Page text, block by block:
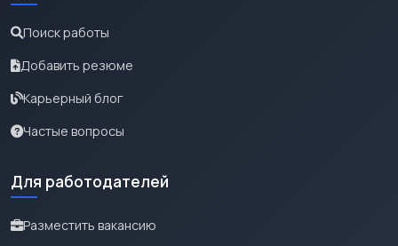
Поиск работы
Добавить резюме
Карьерный блог
Частые вопросы
Для работодателей
Разместить вакансию